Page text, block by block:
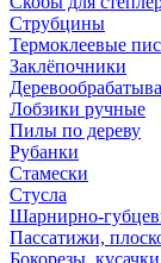
Струбцины
Термоклеевые
Заклёпочники
Лобзики ручные
Пилы по дереву
Рубанки
Стамески
Стусла
Шарнирно-
Пассатижи,
Бокорезы, кусачки